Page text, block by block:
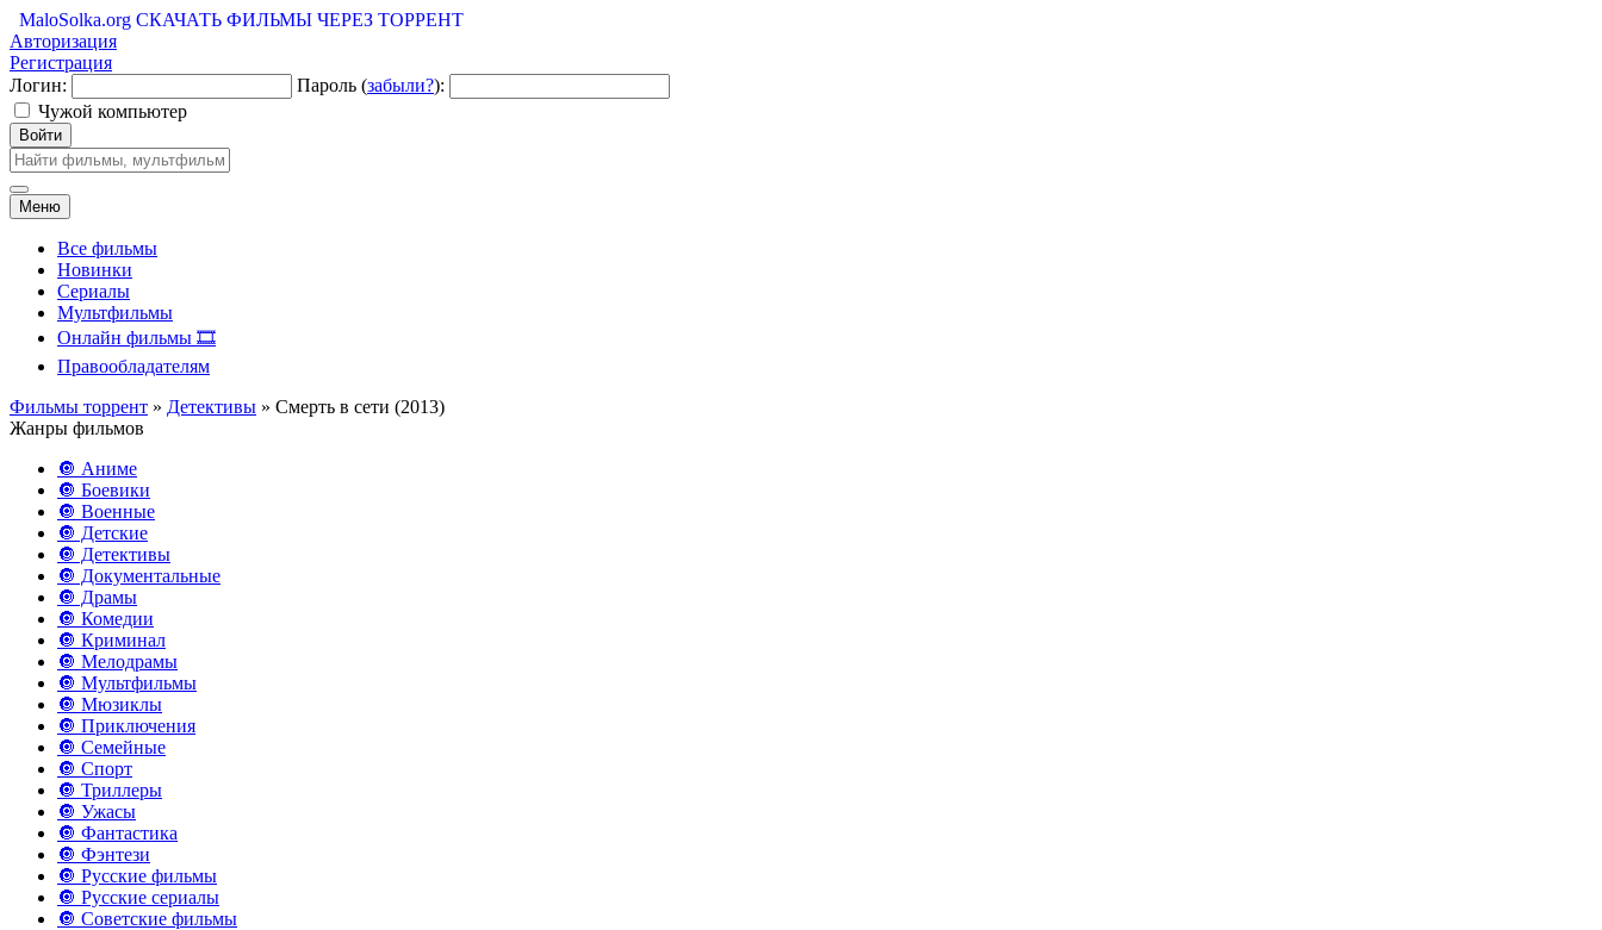
MaloSolka.org СКАЧАТЬ ФИЛЬМЫ ЧЕРЕЗ ТОРРЕНТ
Авторизация
Регистрация
Логин:
Пароль (забыли?):
Чужой компьютер
Войти
Меню
Все фильмы
Новинки
Сериалы
Мультфильмы
Онлайн фильмы 🎞️
Правообладателям
Фильмы торрент » Детективы » Смерть в сети (2013)
Жанры фильмов
🔘 Аниме
🔘 Боевики
🔘 Военные
🔘 Детские
🔘 Детективы
🔘 Документальные
🔘 Драмы
🔘 Комедии
🔘 Криминал
🔘 Мелодрамы
🔘 Мультфильмы
🔘 Мюзиклы
🔘 Приключения
🔘 Семейные
🔘 Спорт
🔘 Триллеры
🔘 Ужасы
🔘 Фантастика
🔘 Фэнтези
🔘 Русские фильмы
🔘 Русские сериалы
🔘 Советские фильмы